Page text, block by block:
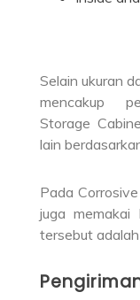
Selain ukuran
mencakup
Storage
lain
Pada
juga
tersebut